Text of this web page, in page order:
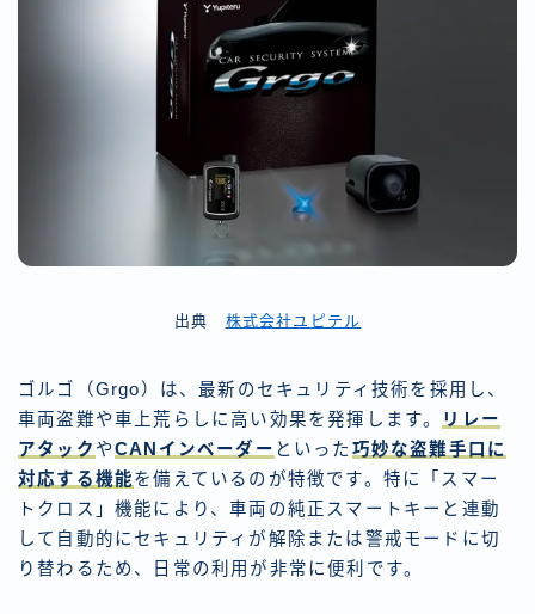
出典 株式会社ユピテル
ゴルゴ（Grgo）は、最新のセキュリティ技術を採用し、
車両盗難や車上荒らしに高い効果を発揮します。 リレー
アタック やCANインベーダー といった 巧妙な盗難手口に
対応する機能を備えているのが特徴です。特に「スマー
トクロス」機能により、車両の純正スマートキーと連動
して自動的にセキュリティが解除または警戒モードに切
り替わるため、日常の利用が非常に便利です。